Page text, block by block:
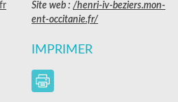
Site web : /henri-iv-beziers.mon-
ent-occitanie.fr/
IMPRIMER